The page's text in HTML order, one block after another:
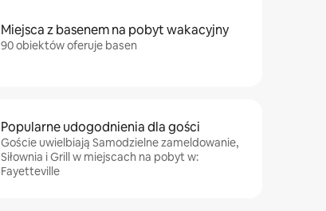
Miejsca z basenem na pobyt wakacyjny
90 obiektów oferuje basen
Popularne udogodnienia dla gości
Goście uwielbiają Samodzielne zameldowanie,
Siłownia i Grill w miejscach na pobyt w:
Fayetteville